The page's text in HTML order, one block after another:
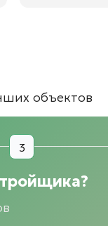
объектов
3